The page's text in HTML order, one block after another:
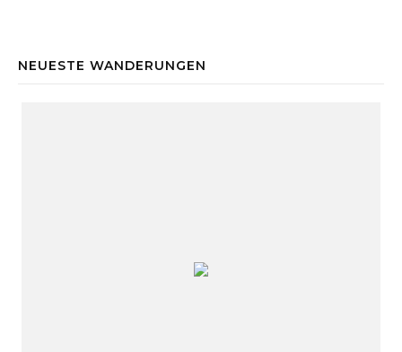
NEUESTE WANDERUNGEN